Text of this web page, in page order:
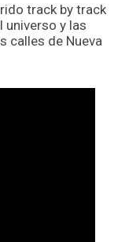
track by track
universo y las
calles de Nueva